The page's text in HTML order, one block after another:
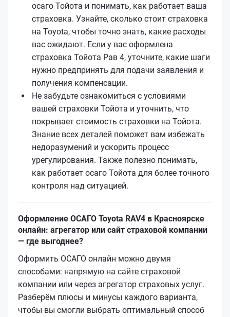
осаго Тойота и понимать, как работает ваша
страховка. Узнайте, сколько стоит страховка
на Toyota, чтобы точно знать, какие расходы
вас ожидают. Если у вас оформлена
страховка Тойота Рав 4, уточните, какие шаги
нужно предпринять для подачи заявления и
получения компенсации.
Не забудьте ознакомиться с условиями
вашей страховки Тойота и уточнить, что
покрывает стоимость страховки на Тойота.
Знание всех деталей поможет вам избежать
недоразумений и ускорить процесс
урегулирования. Также полезно понимать,
как работает осаго Тойота для более точного
контроля над ситуацией.
Оформление ОСАГО Toyota RAV4 в Красноярске
онлайн: агрегатор или сайт страховой компании
— где выгоднее?
Оформить ОСАГО онлайн можно двумя
способами: напрямую на сайте страховой
компании или через агрегатор страховых услуг.
Разберём плюсы и минусы каждого варианта,
чтобы вы смогли выбрать оптимальный способ